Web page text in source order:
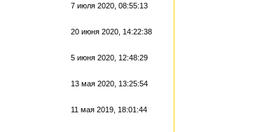
7 июля 2020, 08:55:13
20 июня 2020, 14:22:38
5 июня 2020, 12:48:29
13 мая 2020, 13:25:54
11 мая 2019, 18:01:44